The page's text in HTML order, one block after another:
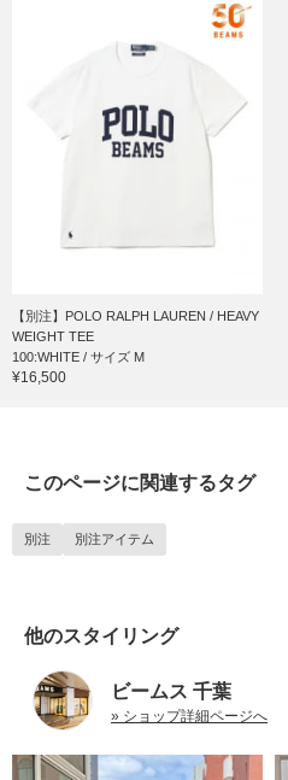
【別注】POLO RALPH LAUREN / HEAVY
WEIGHT TEE
100:WHITE / サイズ M
¥16,500
このページに関連するタグ
別注 別注アイテム
他のスタイリング
ビームス 千葉
» ショップ詳細ページへ